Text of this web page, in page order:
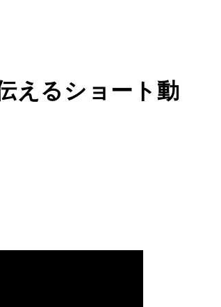
えるショート動